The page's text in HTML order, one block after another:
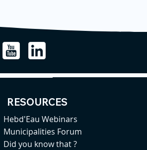
RESOURCES
Hebd'Eau Webinars
Municipalities Forum
Did you know that ?